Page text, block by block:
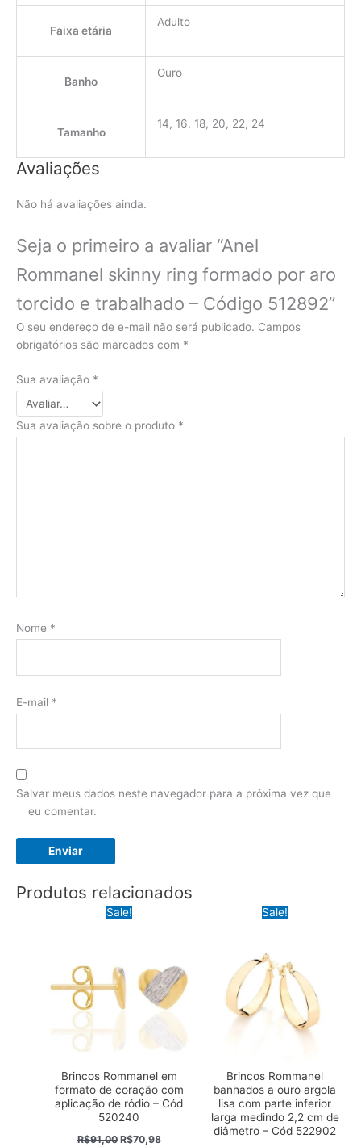
Faixa etária
Adulto
Banho
Ouro
Tamanho
14, 16, 18, 20, 22, 24
Avaliações
Não há avaliações ainda.
Seja o primeiro a avaliar “Anel
Rommanel skinny ring formado por aro
torcido e trabalhado – Código 512892”
O seu endereço de e-mail não será publicado. Campos
obrigatórios são marcados com *
Sua avaliação *
Sua avaliação sobre o produto *
Nome *
E-mail *
Salvar meus dados neste navegador para a próxima vez que
eu comentar.
Produtos relacionados
Sale!
Brincos Rommanel em
formato de coração com
aplicação de ródio – Cód
520240
R$91,00 O
R$70,98O
Sale!
Brincos Rommanel
banhados a ouro argola
lisa com parte inferior
larga medindo 2,2 cm de
diâmetro – Cód 522902